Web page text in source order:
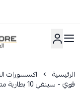
الرئيسية اكسسورات
قوي - سينقي 10 بطارية متنقلة 10,000 ملي امبير